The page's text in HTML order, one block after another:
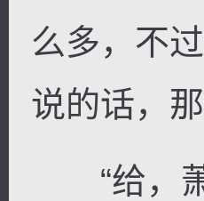
么多，不
说的话，
“给，萧